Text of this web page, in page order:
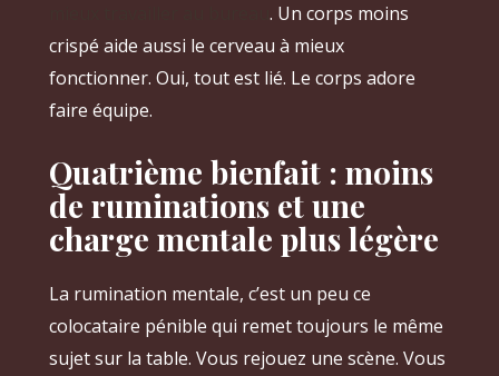
. Un corps moins
crispé aide aussi le cerveau à mieux
fonctionner. Oui, tout est lié. Le corps adore
faire équipe.
Quatrième bienfait : moins
de ruminations et une
charge mentale plus légère
La rumination mentale, c’est un peu ce
colocataire pénible qui remet toujours le même
sujet sur la table. Vous rejouez une scène. Vous